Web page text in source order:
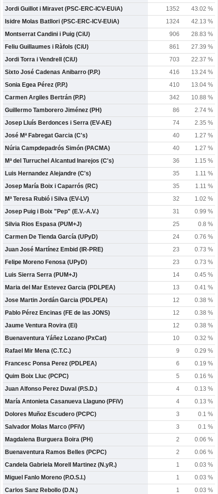
Jordi Guillot i Miravet (PSC-ERC-ICV-EUiA)
1352
43.02 %
Isidre Molas Batllori (PSC-ERC-ICV-EUiA)
1324
42.13 %
Montserrat Candini i Puig (CiU)
906
28.83 %
Feliu Guillaumes i Ràfols (CiU)
861
27.39 %
Jordi Torra i Vendrell (CiU)
703
22.37 %
Sixto José Cadenas Anibarro (P.P.)
416
13.24 %
Sonia Egea Pérez (P.P.)
410
13.04 %
Carmen Argiles Bertrán (P.P.)
342
10.88 %
Guillermo Tamborero Jiménez (PH)
86
2.74 %
Josep Lluís Berdonces i Serra (EV-AE)
74
2.35 %
José Mª Fabregat Garcia (C's)
40
1.27 %
Núria Campdepadrós Simón (PACMA)
40
1.27 %
Mª del Turruchel Alcantud Inarejos (C's)
36
1.15 %
Luis Hernandez Alejandre (C's)
35
1.11 %
Josep María Boix i Caparrós (RC)
35
1.11 %
Mª Teresa Rubió i Silva (EV-LV)
32
1.02 %
Josep Puig i Boix "Pep" (E.V.-A.V.)
31
0.99 %
Silvia Rios Espasa (PUM+J)
25
0.8 %
Carmen De Tienda García (UPyD)
24
0.76 %
Juan José Martínez Embid (IR-PRE)
23
0.73 %
Felipe Moreno Fenosa (UPyD)
23
0.73 %
Luis Sierra Serra (PUM+J)
14
0.45 %
Maria del Mar Estevez Garcia (PDLPEA)
13
0.41 %
Jose Martin Jordán Garcia (PDLPEA)
12
0.38 %
Pablo Pérez Encinas (FE de las JONS)
12
0.38 %
Jaume Ventura Rovira (Ei)
12
0.38 %
Buenaventura Yáñez Lozano (PxCat)
10
0.32 %
Rafael Mir Mena (C.T.C.)
9
0.29 %
Francesc Ponsa Perez (PDLPEA)
6
0.19 %
Quim Boix Lluc (PCPC)
5
0.16 %
Juan Alfonso Perez Duval (P.S.D.)
4
0.13 %
María Antonieta Casanueva Llaguno (PFiV)
4
0.13 %
Dolores Muñoz Escudero (PCPC)
3
0.1 %
Salvador Molas Marco (PFiV)
3
0.1 %
Magdalena Burguera Boira (PH)
2
0.06 %
Buenaventura Ramos Belles (PCPC)
2
0.06 %
Candela Gabriela Morell Martinez (N.yR.)
1
0.03 %
Miguel Fanlo Moreno (P.O.S.I.)
1
0.03 %
Carlos Sanz Rebollo (D.N.)
1 0.03 %